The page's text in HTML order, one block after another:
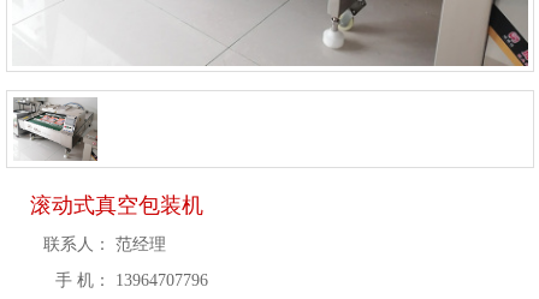
滚动式真空包装机
联系人：
范经理
手 机：
13964707796